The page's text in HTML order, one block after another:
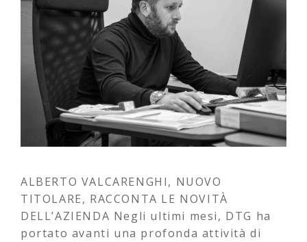
ALBERTO VALCARENGHI, NUOVO
TITOLARE, RACCONTA LE NOVITÀ
DELL’AZIENDA Negli ultimi mesi, DTG ha
portato avanti una profonda attività di